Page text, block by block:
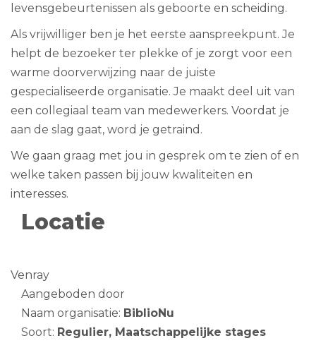
levensgebeurtenissen als geboorte en scheiding.
Als vrijwilliger ben je het eerste aanspreekpunt. Je
helpt de bezoeker ter plekke of je zorgt voor een
warme doorverwijzing naar de juiste
gespecialiseerde organisatie. Je maakt deel uit van
een collegiaal team van medewerkers. Voordat je
aan de slag gaat, word je getraind.
We gaan graag met jou in gesprek om te zien of en
welke taken passen bij jouw kwaliteiten en
interesses.
Locatie
Venray
Aangeboden door
Naam organisatie: BiblioNu
Soort: Regulier, Maatschappelijke stages